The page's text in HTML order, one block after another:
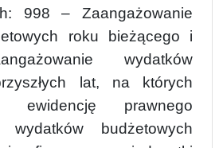
998 – Zaangażowanie
roku bieżącego i
wydatków
lat, na których
ewidencję prawnego
wydatków budżetowych